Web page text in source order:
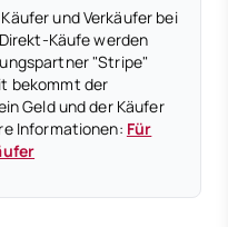
und Verkäufer bei
Käufe werden
"Stripe"
bekommt der
Geld und der Käufer
Informationen: Für